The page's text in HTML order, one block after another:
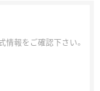
報をご確認下さい。